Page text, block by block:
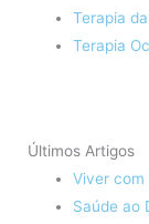
Terapia
Terapia
Últimos Artigos
Viver com
Saúde ao